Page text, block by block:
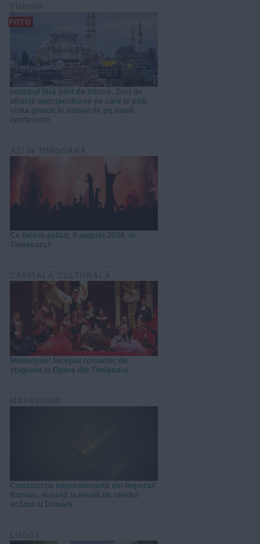
FOTO
Istanbul fără bilet de intrare. Zeci de
atracții spectaculoase pe care le poți
vizita gratuit în orașul de pe două
continente
Ce facem astăzi, 9 august 2026, în
Timișoara?
Misterioso! Început romantic de
stagiune la Opera din Timișoara
Construcție impresionantă din Imperiul
Roman, scoasă la iveală de nivelul
scăzut al Dunării